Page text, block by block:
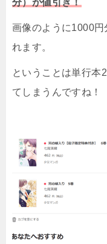
画像のように1000円
れます。
ということは単行本
てしまうんですね！